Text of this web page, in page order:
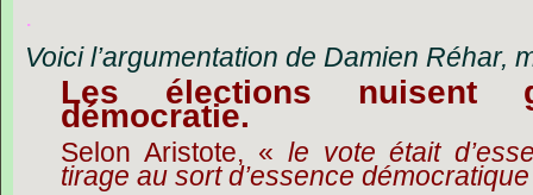
.
Voici l’argumentation de Damien Réhar,
Les élections nuisent
démocratie.
Selon Aristote, « le vote était
tirage au sort d’essence démocratique